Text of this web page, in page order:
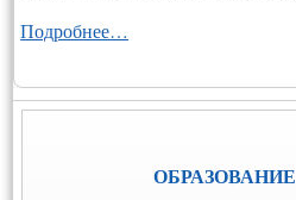
Подробнее…
ОБРАЗОВАНИЕ